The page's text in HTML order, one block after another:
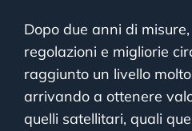
Dopo due anni di misure,
regolazioni e migliorie
raggiunto un livello
arrivando a ottenere
quelli satellitari, quali